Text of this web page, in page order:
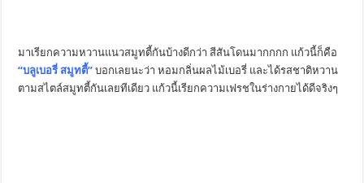
มาเรียกความหวานแนวสมูทตี้กันบ้างดีกว่า สีสันโดนมากกกก แก้วนี้ก็คือ
“บลูเบอรี่ สมูทตี้” บอกเลยนะว่า หอมกลิ่นผลไม้เบอรี่ และได้รสชาติหวาน
ตามสไตล์สมูทตี้กันเลยทีเดียว แก้วนี้เรียกความเฟรชในร่างกายได้ดีจริงๆ